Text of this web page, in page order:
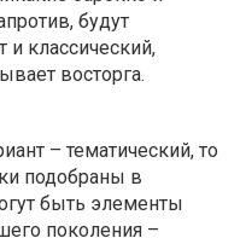
будут
и классический,
восторга.
– тематический, то
подобраны в
быть элементы
поколения –